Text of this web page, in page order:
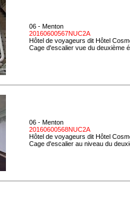
06 - Menton
20160600567NUC2A
Hôtel de voyageurs dit Hôtel
Cage d'escalier vue du deuxième
06 - Menton
20160600568NUC2A
Hôtel de voyageurs dit Hôtel
Cage d'escalier au niveau du